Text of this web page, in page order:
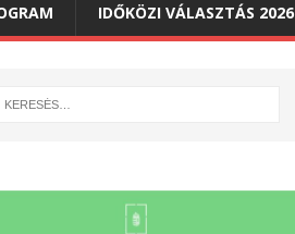
IDŐKÖZI VÁLASZTÁS 2026